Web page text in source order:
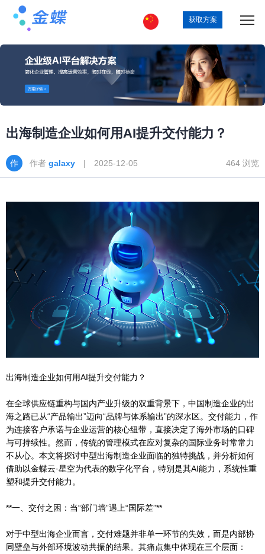
获取方案
出海制造企业如何用AI提升交付能力？
作者 galaxy | 2025-12-05 464 浏览
出海制造企业如何用AI提升交付能力？
在全球供应链重构与国内产业升级的双重背景下，中国制造企业的出
海之路已从“产品输出”迈向“品牌与体系输出”的深水区。交付能力，作
为连接客户承诺与企业运营的核心纽带，直接决定了海外市场的口碑
与可持续性。然而，传统的管理模式在应对复杂的国际业务时常常力
不从心。本文将探讨中型出海制造企业面临的独特挑战，并分析如何
借助以金蝶云·星空为代表的数字化平台，特别是其AI能力，系统性重
塑和提升交付能力。
**一、交付之困：当“部门墙”遇上“国际差”**
对于中型出海企业而言，交付难题并非单一环节的失效，而是内部协
同壁垒与外部环境波动共振的结果。其痛点集中体现在三个层面：